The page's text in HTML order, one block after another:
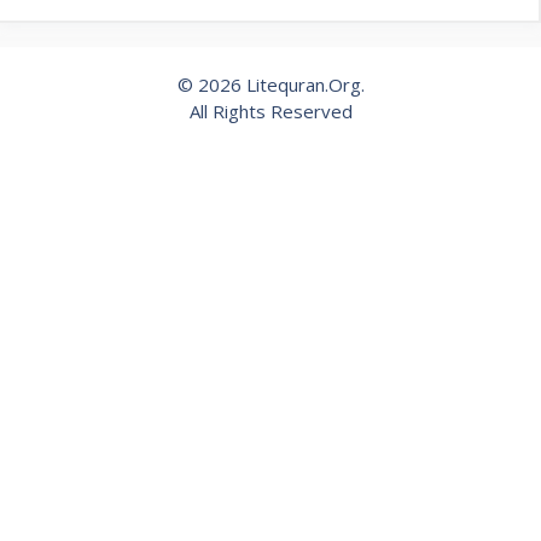
© 2026 Litequran.Org.
All Rights Reserved